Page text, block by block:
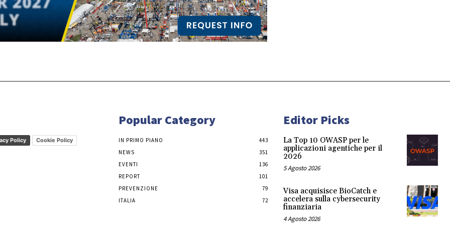
Policy Cookie Policy
Popular Category
IN PRIMO PIANO
443
NEWS
351
EVENTI
136
REPORT
101
PREVENZIONE
79
ITALIA
72
Editor Picks
La Top 10 OWASP per le
applicazioni agentiche per il
2026
5 Agosto 2026
Visa acquisisce BioCatch e
accelera sulla cybersecurity
finanziaria
4 Agosto 2026